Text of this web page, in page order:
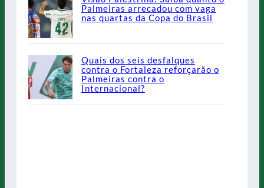
Palmeiras arrecadou com vaga
nas quartas da Copa do Brasil
Quais dos seis desfalques
contra o Fortaleza reforçarão o
Palmeiras contra o
Internacional?